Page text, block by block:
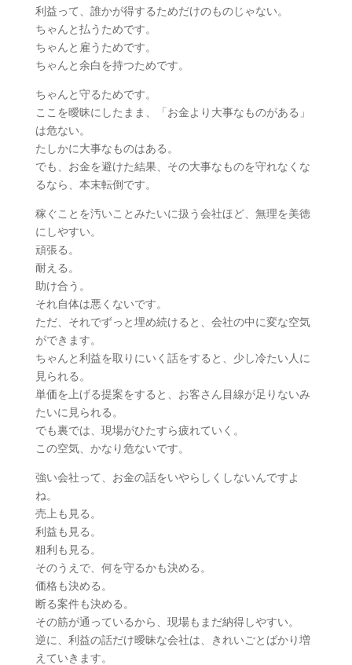
利益って、誰かが得するためだけのものじゃない。
ちゃんと払うためです。
ちゃんと雇うためです。
ちゃんと余白を持つためです。
ちゃんと守るためです。
ここを曖昧にしたまま、「お金より大事なものがある」
は危ない。
たしかに大事なものはある。
でも、お金を避けた結果、その大事なものを守れなくな
るなら、本末転倒です。
稼ぐことを汚いことみたいに扱う会社ほど、無理を美徳
にしやすい。
頑張る。
耐える。
助け合う。
それ自体は悪くないです。
ただ、それでずっと埋め続けると、会社の中に変な空気
ができます。
ちゃんと利益を取りにいく話をすると、少し冷たい人に
見られる。
単価を上げる提案をすると、お客さん目線が足りないみ
たいに見られる。
でも裏では、現場がひたすら疲れていく。
この空気、かなり危ないです。
強い会社って、お金の話をいやらしくしないんですよ
ね。
売上も見る。
利益も見る。
粗利も見る。
そのうえで、何を守るかも決める。
価格も決める。
断る案件も決める。
その筋が通っているから、現場もまだ納得しやすい。
逆に、利益の話だけ曖昧な会社は、きれいごとばかり増
えていきます。